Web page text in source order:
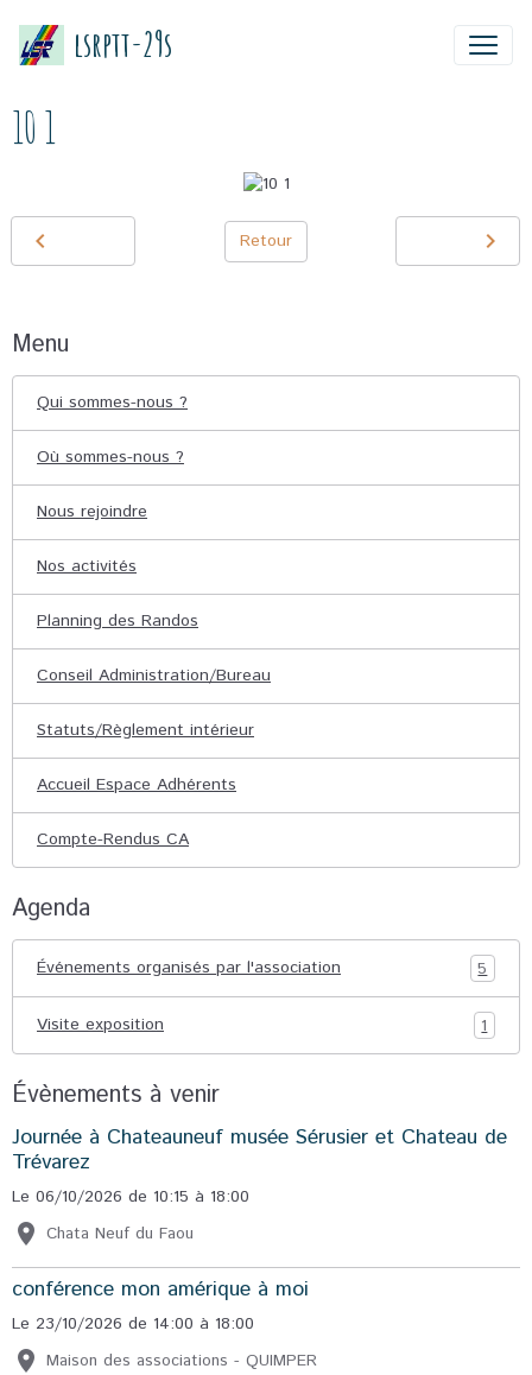
lsrptt-29s
10 1
Retour
Menu
Qui sommes-nous ?
Où sommes-nous ?
Nous rejoindre
Nos activités
Planning des Randos
Conseil Administration/Bureau
Statuts/Règlement intérieur
Accueil Espace Adhérents
Compte-Rendus CA
Agenda
Événements organisés par l'association 5
Visite exposition 1
Évènements à venir
Journée à Chateauneuf musée Sérusier et Chateau de
Trévarez
Le 06/10/2026 de 10:15 à 18:00
Chata Neuf du Faou
conférence mon amérique à moi
Le 23/10/2026 de 14:00 à 18:00
Maison des associations - QUIMPER